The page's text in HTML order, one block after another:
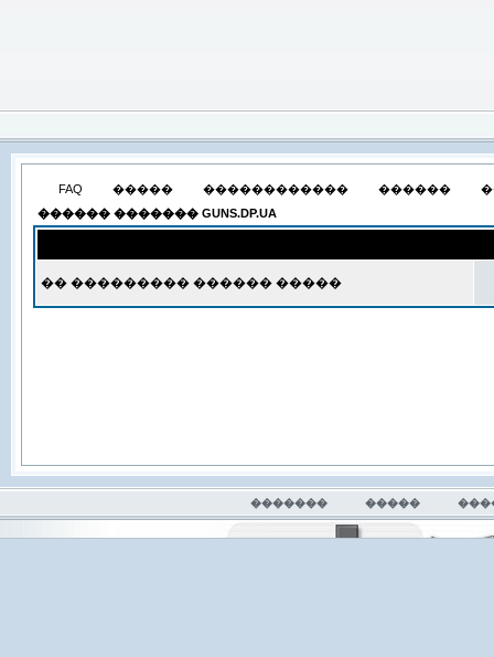
FAQ ����� ������������ ������
������ ������� GUNS.DP.UA
�� ��������� ������ �����
������� �����